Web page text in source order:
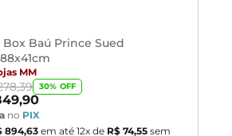
Box Baú Prince Sued
MM
,39 30% OFF
,90
no PIX
894,63 em até 12x de R$ 74,55 sem